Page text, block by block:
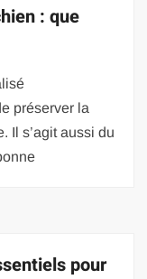
: que
préserver la
Il s’agit aussi du
pour